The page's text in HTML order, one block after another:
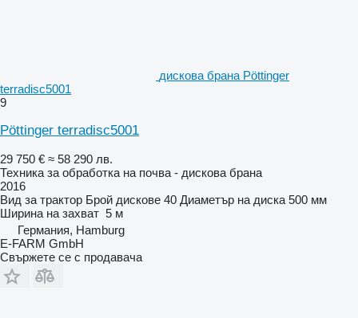
дискова брана Pöttinger
terradisc5001
9
Pöttinger terradisc5001
29 750 € ≈ 58 290 лв.
Техника за обработка на почва - дискова брана
2016
Вид за трактор Брой дискове 40 Диаметър на диска 500 мм
Ширина на захват 5 м
Германия, Hamburg
E-FARM GmbH
Свържете се с продавача